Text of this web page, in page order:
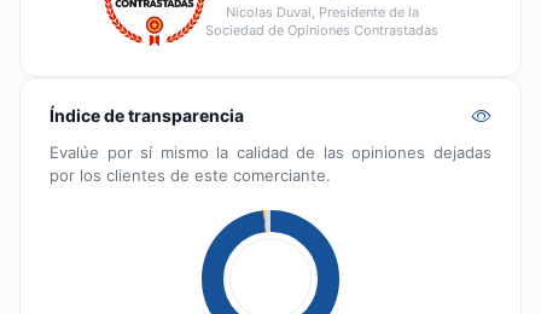
Nicolas Duval, Presidente de la
Sociedad de Opiniones Contrastadas
Índice de transparencia
Evalúe por sí mismo la calidad de las opiniones dejadas
por los clientes de este comerciante.